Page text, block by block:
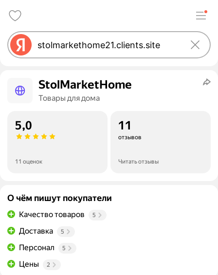
StolMarketHome
Товары для дома
5,0
11 оценок
11
отзывов
Читать отзывы
О чём пишут покупатели
Качество товаров 5
Доставка 5
Персонал 5
Цены 2